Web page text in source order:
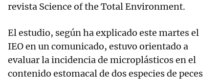
revista Science of the Total Environment.
El estudio, según ha explicado este martes el
IEO en un comunicado, estuvo orientado a
evaluar la incidencia de microplásticos en el
contenido estomacal de dos especies de peces